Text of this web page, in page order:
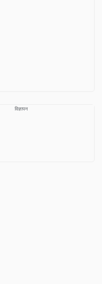
विज्ञापन